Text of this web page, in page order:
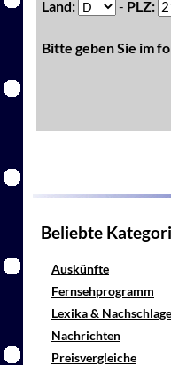
Land:
- PLZ:
Bitte geben Sie im
Beliebte
Auskünfte
Fernsehprogramm
Lexika &
Nachrichten
Preisvergleiche